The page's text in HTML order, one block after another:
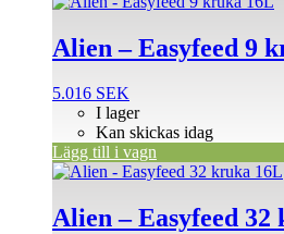
Alien – Easyfeed 9
5.016 SEK
I lager
Kan skickas idag
Lägg till i vagn
Alien – Easyfeed 32